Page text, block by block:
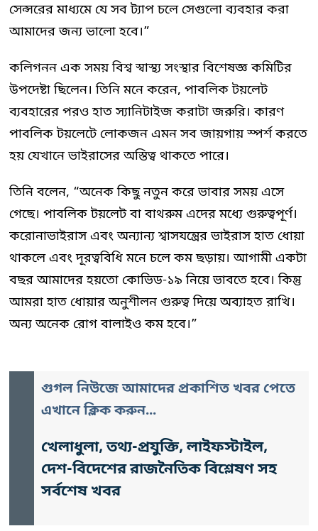
সেন্সরের মাধ্যমে যে সব ট্যাপ চলে সেগুলো ব্যবহার করা
আমাদের জন্য ভালো হবে।”
কলিগনন এক সময় বিশ্ব স্বাস্থ্য সংস্থার বিশেষজ্ঞ কমিটির
উপদেষ্টা ছিলেন। তিনি মনে করেন, পাবলিক টয়লেট
ব্যবহারের পরও হাত স্যানিটাইজ করাটা জরুরি। কারণ
পাবলিক টয়লেটে লোকজন এমন সব জায়গায় স্পর্শ করতে
হয় যেখানে ভাইরাসের অস্তিত্ব থাকতে পারে।
তিনি বলেন, “অনেক কিছু নতুন করে ভাবার সময় এসে
গেছে। পাবলিক টয়লেট বা বাথরুম এদের মধ্যে গুরুত্বপূর্ণ।
করোনাভাইরাস এবং অন্যান্য শ্বাসযন্ত্রের ভাইরাস হাত ধোয়া
থাকলে এবং দূরত্ববিধি মনে চলে কম ছড়ায়। আগামী একটা
বছর আমাদের হয়তো কোভিড-১৯ নিয়ে ভাবতে হবে। কিন্তু
আমরা হাত ধোয়ার অনুশীলন গুরুত্ব দিয়ে অব্যাহত রাখি।
অন্য অনেক রোগ বালাইও কম হবে।”
গুগল নিউজে আমাদের প্রকাশিত খবর পেতে
এখানে ক্লিক করুন...
খেলাধুলা, তথ্য-প্রযুক্তি, লাইফস্টাইল,
দেশ-বিদেশের রাজনৈতিক বিশ্লেষণ সহ
সর্বশেষ খবর